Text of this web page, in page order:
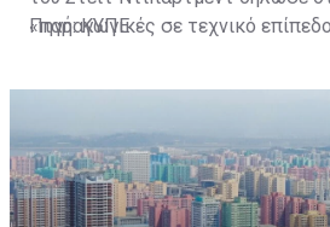
«παραγωγικές σε τεχνικό
λεπτομέρειες.
Πηγή: ΚΥΠΕ